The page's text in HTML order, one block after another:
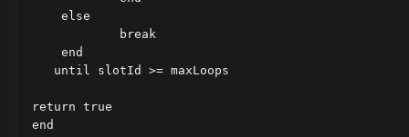
return true
end